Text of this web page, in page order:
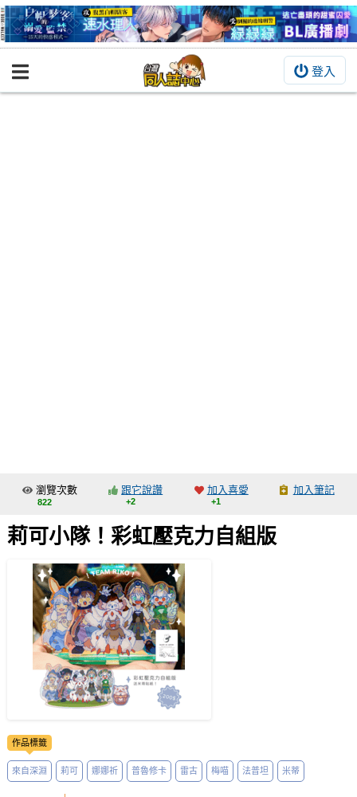
登入
BOOKY書集倉庫
交流中心
攤位轉讓區
會員中心
註冊會員
登入
瀏覽次數
822
跟它說讚
+2
加入喜愛
+1
加入筆記
莉可小隊！彩虹壓克力自組版
作品標籤
來自深淵 莉可 娜娜祈 普魯修卡 雷古 梅喵 法普坦 米蒂